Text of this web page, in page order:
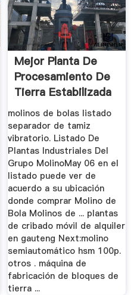
Mejor Planta De
Procesamiento De
Tierra Estabilizada
Móvil ...
molinos de bolas listado
separador de tamiz
vibratorio. Listado De
Plantas Industriales Del
Grupo MolinoMay 06 en el
listado puede ver de
acuerdo a su ubicación
donde comprar Molino de
Bola Molinos de ... plantas
de cribado móvil de alquiler
en gauteng Next:molino
semiautomático hsm 100p.
otros . máquina de
fabricación de bloques de
tierra ...